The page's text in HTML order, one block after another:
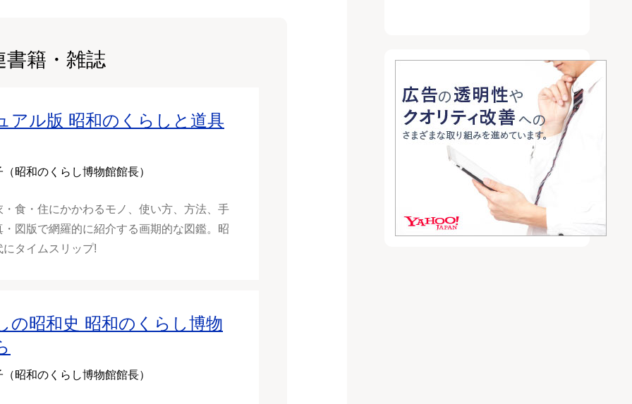
書籍・雑誌
アル版 昭和のくらしと道具
昭和のくらし博物館館長）
・食・住にかかわるモノ、使い方、方法、手
・図版で網羅的に紹介する画期的な図鑑。昭
にタイムスリップ!
の昭和史 昭和のくらし博物
昭和のくらし博物館館長）